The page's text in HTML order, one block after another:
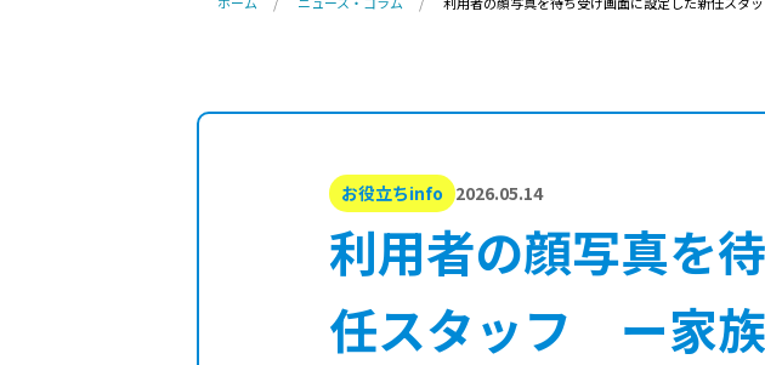
お役立ちinfo 2026.05.14
利用者の顔写真を
任スタッフ ー家